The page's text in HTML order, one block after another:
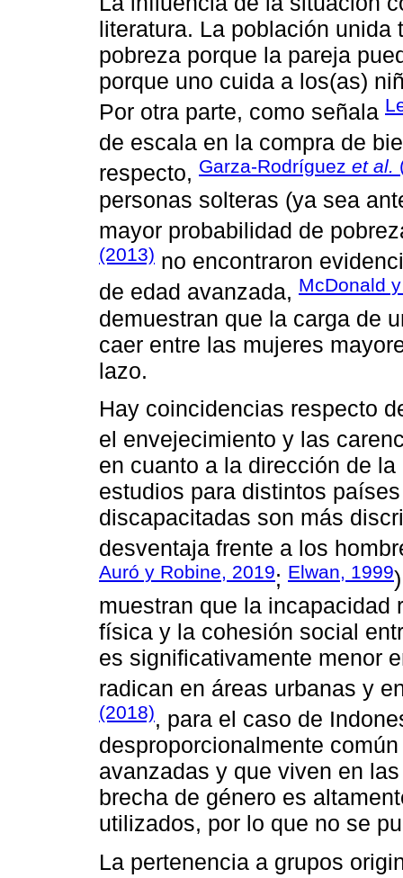
literatura. La población unida
pobreza porque la pareja
porque uno cuida a los(as)
Por otra parte, como señala
de escala en la compra de
respecto, Garza-Rodríguez et al.
personas solteras (ya sea
mayor probabilidad de
(2013) no encontraron
de edad avanzada, McDonald
demuestran que la carga de
caer entre las mujeres
lazo.
Hay coincidencias respecto
el envejecimiento y las
en cuanto a la dirección de
estudios para distintos
discapacitadas son más
desventaja frente a los
Auró y Robine, 2019; Elwan, 1999
muestran que la incapacidad
física y la cohesión social
es significativamente menor
radican en áreas urbanas y
(2018), para el caso de
desproporcionalmente
avanzadas y que viven en
brecha de género es
utilizados, por lo que no se
La pertenencia a grupos